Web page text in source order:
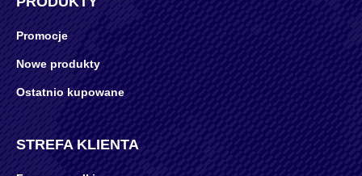
Promocje
Nowe produkty
Ostatnio kupowane
STREFA KLIENTA